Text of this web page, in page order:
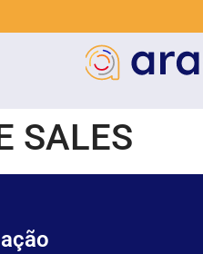
SALES